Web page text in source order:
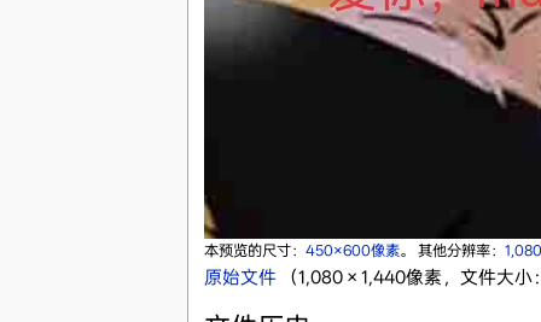
本预览的尺寸： 450×600像素。 其他分辨率：
原始文件‎ （1,080 × 1,440像素，文件大